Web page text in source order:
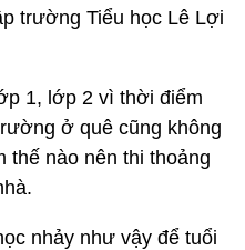
trường Tiểu học Lê Lợi
1, lớp 2 vì thời điểm
ở quê cũng không
thế nào nên thi thoảng
nhảy như vậy để tuổi